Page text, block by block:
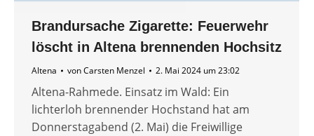
Brandursache Zigarette: Feuerwehr
löscht in Altena brennenden Hochsitz
Altena vonCarsten Menzel 2. Mai 2024 um 23:02
Altena-Rahmede. Einsatz im Wald: Ein
lichterloh brennender Hochstand hat am
Donnerstagabend (2. Mai) die Freiwillige